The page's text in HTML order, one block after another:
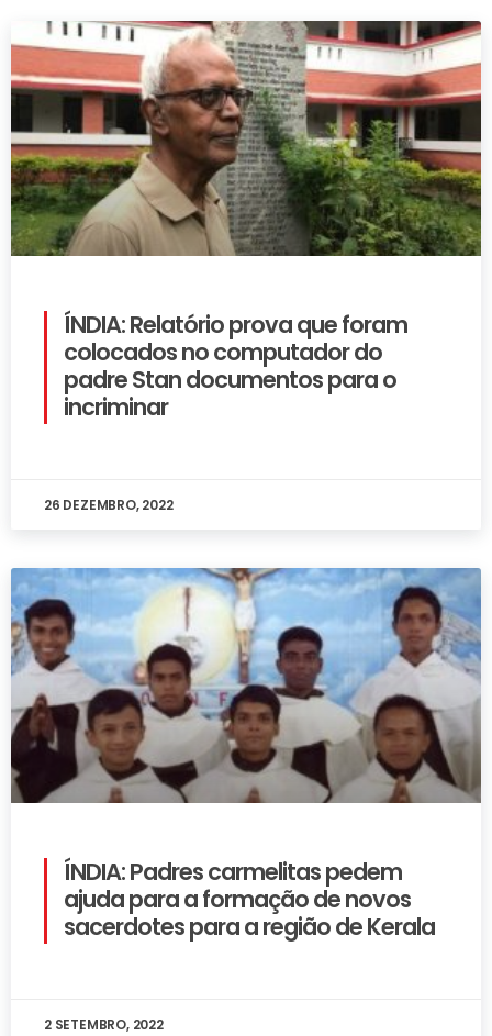
ÍNDIA: Relatório prova que foram
colocados no computador do
padre Stan documentos para o
incriminar
26 DEZEMBRO, 2022
ÍNDIA: Padres carmelitas pedem
ajuda para a formação de novos
sacerdotes para a região de Kerala
2 SETEMBRO, 2022